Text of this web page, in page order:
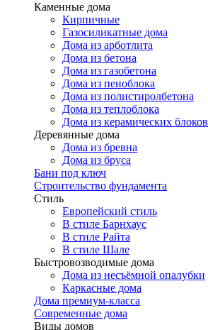
Каменные дома
Кирпичные
Газосиликатные дома
Дома из арботлита
Дома из бетона
Дома из газобетона
Дома из пеноблока
Дома из полистиролбетона
Дома из теплоблока
Дома из керамических блоков
Деревянные дома
Дома из бревна
Дома из бруса
Бани под ключ
Строительство фундамента
Стиль
Европейский стиль
В стиле Барнхаус
В стиле Райта
В стиле Шале
Быстровозводимые дома
Дома из несъёмной опалубки
Каркасные дома
Дома премиум-класса
Современные дома
Виды домов